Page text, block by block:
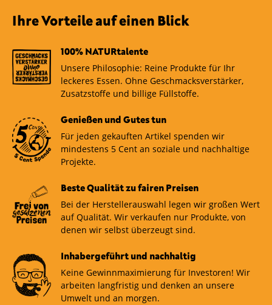
Ihre Vorteile auf einen Blick
100% NATURtalente
Unsere Philosophie: Reine Produkte für Ihr
leckeres Essen. Ohne Geschmacksverstärker,
Zusatzstoffe und billige Füllstoffe.
Genießen und Gutes tun
Für jeden gekauften Artikel spenden wir
mindestens 5 Cent an soziale und nachhaltige
Projekte.
Beste Qualität zu fairen Preisen
Bei der Herstellerauswahl legen wir großen Wert
auf Qualität. Wir verkaufen nur Produkte, von
denen wir selbst überzeugt sind.
Inhabergeführt und nachhaltig
Keine Gewinnmaximierung für Investoren! Wir
arbeiten langfristig und denken an unsere
Umwelt und an morgen.